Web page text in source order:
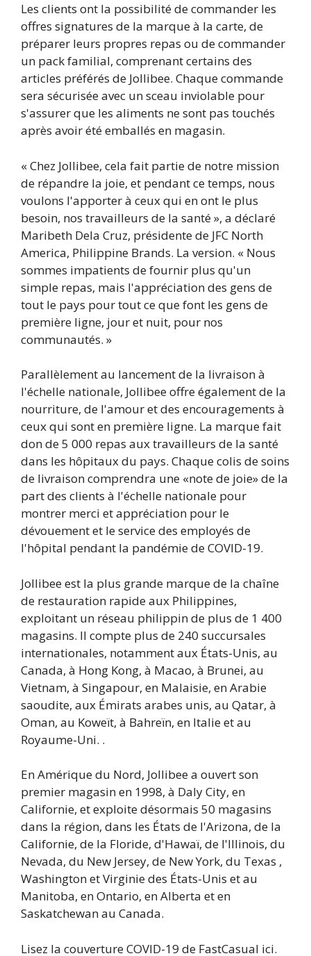
Les clients ont la possibilité de commander les
offres signatures de la marque à la carte, de
préparer leurs propres repas ou de commander
un pack familial, comprenant certains des
articles préférés de Jollibee. Chaque commande
sera sécurisée avec un sceau inviolable pour
s'assurer que les aliments ne sont pas touchés
après avoir été emballés en magasin.
« Chez Jollibee, cela fait partie de notre mission
de répandre la joie, et pendant ce temps, nous
voulons l'apporter à ceux qui en ont le plus
besoin, nos travailleurs de la santé », a déclaré
Maribeth Dela Cruz, présidente de JFC North
America, Philippine Brands. La version. « Nous
sommes impatients de fournir plus qu'un
simple repas, mais l'appréciation des gens de
tout le pays pour tout ce que font les gens de
première ligne, jour et nuit, pour nos
communautés. »
Parallèlement au lancement de la livraison à
l'échelle nationale, Jollibee offre également de la
nourriture, de l'amour et des encouragements à
ceux qui sont en première ligne. La marque fait
don de 5 000 repas aux travailleurs de la santé
dans les hôpitaux du pays. Chaque colis de soins
de livraison comprendra une «note de joie» de la
part des clients à l'échelle nationale pour
montrer merci et appréciation pour le
dévouement et le service des employés de
l'hôpital pendant la pandémie de COVID-19.
Jollibee est la plus grande marque de la chaîne
de restauration rapide aux Philippines,
exploitant un réseau philippin de plus de 1 400
magasins. Il compte plus de 240 succursales
internationales, notamment aux États-Unis, au
Canada, à Hong Kong, à Macao, à Brunei, au
Vietnam, à Singapour, en Malaisie, en Arabie
saoudite, aux Émirats arabes unis, au Qatar, à
Oman, au Koweït, à Bahreïn, en Italie et au
Royaume-Uni. .
En Amérique du Nord, Jollibee a ouvert son
premier magasin en 1998, à Daly City, en
Californie, et exploite désormais 50 magasins
dans la région, dans les États de l'Arizona, de la
Californie, de la Floride, d'Hawaï, de l'Illinois, du
Nevada, du New Jersey, de New York, du Texas ,
Washington et Virginie des États-Unis et au
Manitoba, en Ontario, en Alberta et en
Saskatchewan au Canada.
Lisez la couverture COVID-19 de FastCasual ici.